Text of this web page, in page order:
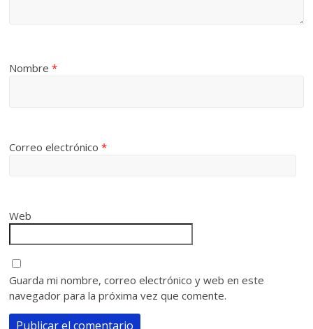
Nombre*
Correo electrónico*
Web
Guarda mi nombre, correo electrónico y web en este
navegador para la próxima vez que comente.